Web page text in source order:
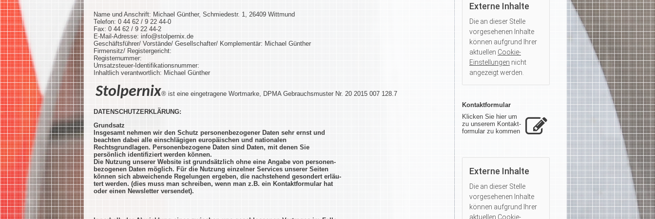
Name und Anschrift: Michael Günther, Schmiedestr. 1, 26409 Wittmund
Telefon: 0 44 62 / 9 22 44-0
Fax: 0 44 62 / 9 22 44-2
E-Mail-Adresse: info@stolpernix.de
Geschäftsführer/ Vorstände/ Gesellschafter/ Komplementär: Michael Günther
Firmensitz/ Registergericht:
Registernummer:
Umsatzsteuer-Identifikationsnummer:
Inhaltlich verantwortlich: Michael Günther
Stolpernix® ist eine eingetragene Wortmarke, DPMA Gebrauchsmuster Nr. 20 2015 007 128.7
DATENSCHUTZERKLÄRUNG:
Grundsatz
Insgesamt nehmen wir den Schutz personenbezogener Daten sehr ernst und
beachten dabei alle einschlägigen europäischen und nationalen
Rechtsgrundlagen. Personenbezogene Daten sind Daten, mit denen Sie
persönlich identifiziert werden können.
Die Nutzung unserer Website ist grundsätzlich ohne eine Angabe von personen-
bezogenen Daten möglich. Für die Nutzung einzelner Services unserer Seiten
können sich abweichende Regelungen ergeben, die nachstehend gesondert erläu-
tert werden. (dies muss man schreiben, wenn man z.B. ein Kontaktformular hat
oder einen Newsletter versendet).
Externe Inhalte
Die an dieser Stelle
vorgesehenen Inhalte
können aufgrund Ihrer
aktuellen Cookie-
Einstellungen nicht
angezeigt werden.
Kontaktformular
Klicken Sie hier um
zu unserem Kon­takt­
for­mu­lar zu kommen
Externe Inhalte
Die an dieser Stelle
vorgesehenen Inhalte
können aufgrund Ihrer
aktuellen Cookie-